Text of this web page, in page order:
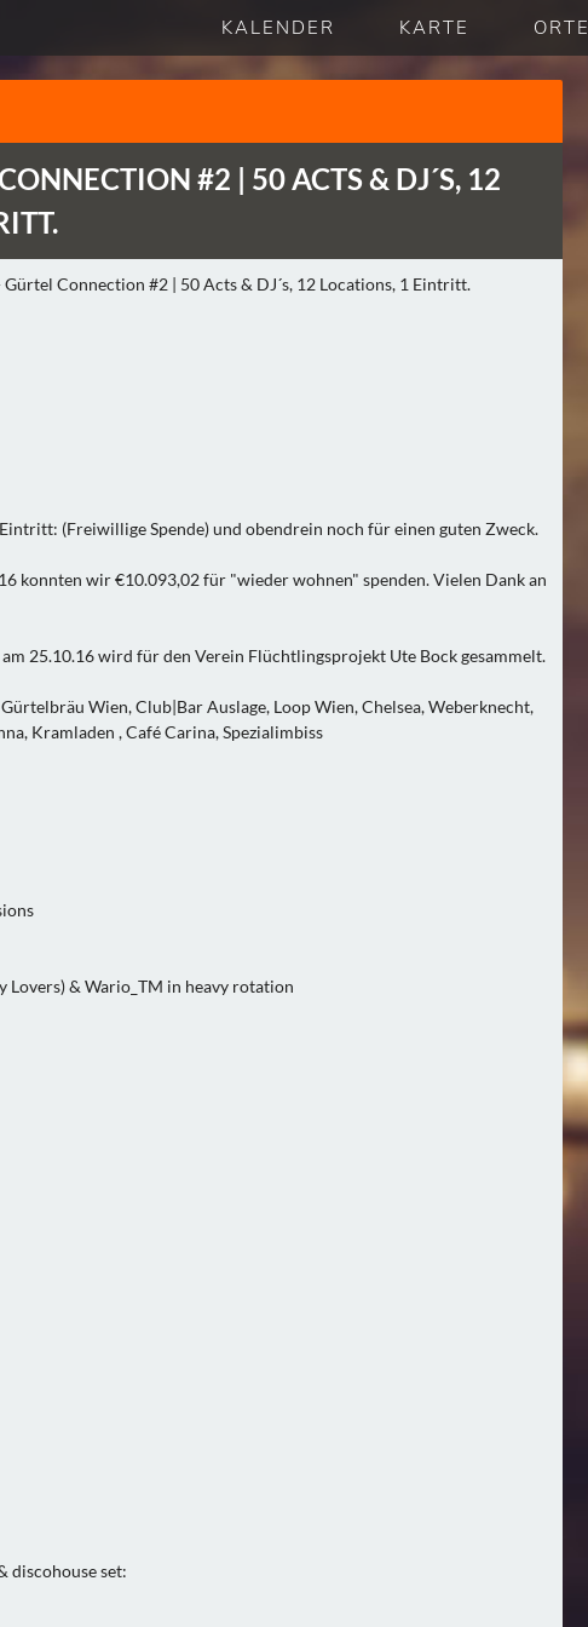
KALENDER KARTE ORTE
#2 | 50 ACTS & DJ´S, 12
(Freiwillige Spende) und obendrein noch für einen guten Zweck.
konnten wir €10.093,02 für "wieder wohnen" spenden. Vielen Dank an
25.10.16 wird für den Verein Flüchtlingsprojekt Ute Bock gesammelt.
Wien, Club|Bar Auslage, Loop Wien, Chelsea, Weberknecht,
Kramladen , Café Carina, Spezialimbiss
Lovers) & Wario_TM in heavy rotation
discohouse set: